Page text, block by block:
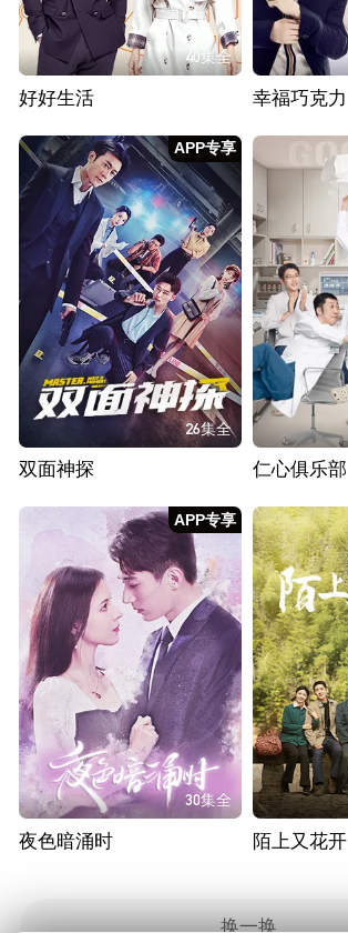
40集全
好好生活 幸福巧克力
APP专享
26集全
双面神探 仁心俱乐部
APP专享
30集全
夜色暗涌时 陌上又花开
换一换